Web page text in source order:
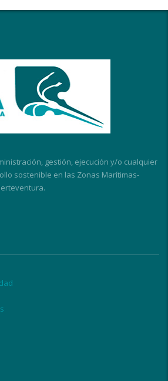
gestión, ejecución y/o cualquier
sostenible en las Zonas Marítimas-